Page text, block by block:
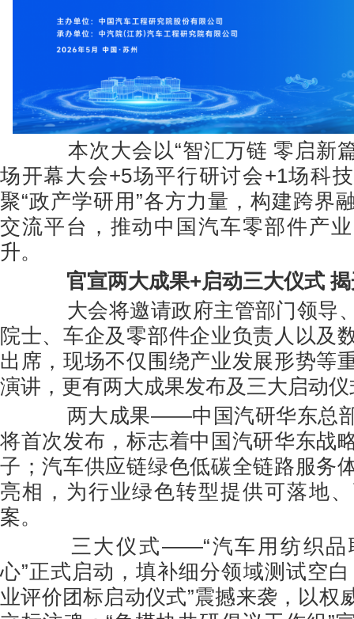
本次大会以“智汇万链 零启新篇
场开幕大会+5场平行研讨会+1场科
聚“政产学研用”各方力量，构建跨界
交流平台，推动中国汽车零部件产
升。
官宣两大成果+启动三大仪式
大会将邀请政府主管部门领导
院士、车企及零部件企业负责人以及
出席，现场不仅围绕产业发展形势等
演讲，更有两大成果发布及三大启动
两大成果——中国汽研华东总部
将首次发布，标志着中国汽研华东战
子；汽车供应链绿色低碳全链路服务
亮相，为行业绿色转型提供可落地
案。
三大仪式——“汽车用纺织品
心”正式启动，填补细分领域测试空
业评价团标启动仪式”震撼来袭，以权